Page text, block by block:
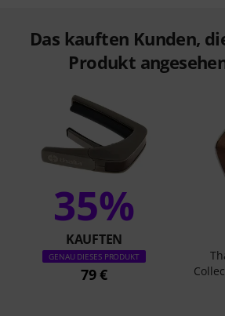
Das kauften Kunden,
Produkt
35%
KAUFTEN
GENAU DIESES PRODUKT
79 €